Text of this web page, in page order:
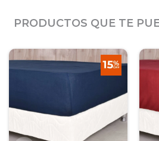
PRODUCTOS QUE TE